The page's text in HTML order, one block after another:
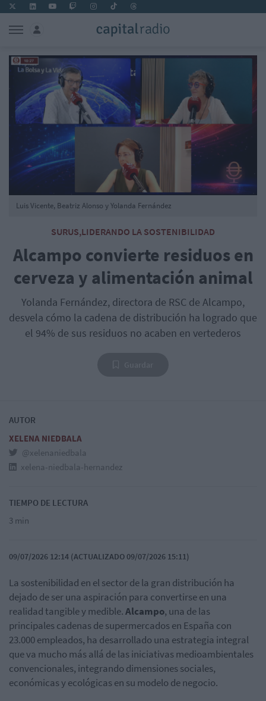
SURUS,LIDERANDO LA SOSTENIBILIDAD
Alcampo convierte residuos en
cerveza y alimentación animal
Yolanda Fernández, directora de RSC de Alcampo,
desvela cómo la cadena de distribución ha logrado que
el 94% de sus residuos no acaben en vertederos
Luis Vicente, Beatriz Alonso y Yolanda Fernández
AUTOR
XELENA NIEDBALA
@xelenaniedbala
xelena-niedbala-hernandez
TIEMPO DE LECTURA
3 min
09/07/2026 12:14 (ACTUALIZADO 09/07/2026 15:11)
La sostenibilidad en el sector de la gran distribución ha
dejado de ser una aspiración para convertirse en una
realidad tangible y medible.Alcampo, una de las
principales cadenas de supermercados en España con
23.000 empleados, ha desarrollado una estrategia integral
que va mucho más allá de las iniciativas medioambientales
convencionales, integrando dimensiones sociales,
económicas y ecológicas en su modelo de negocio.